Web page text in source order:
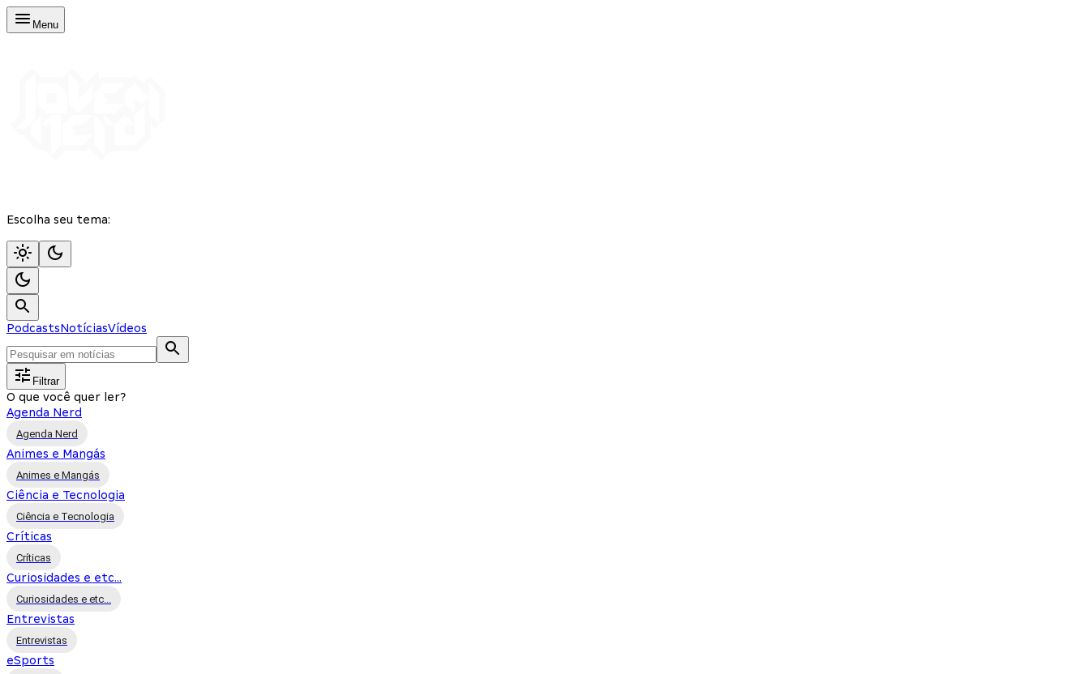
Menu
Escolha seu tema:
PodcastsNotíciasVídeos
Filtrar
O que você quer ler?
Agenda Nerd
Agenda Nerd
Animes e Mangás
Animes e Mangás
Ciência e Tecnologia
Ciência e Tecnologia
Críticas
Críticas
Curiosidades e etc...
Curiosidades e etc...
Entrevistas
Entrevistas
eSports